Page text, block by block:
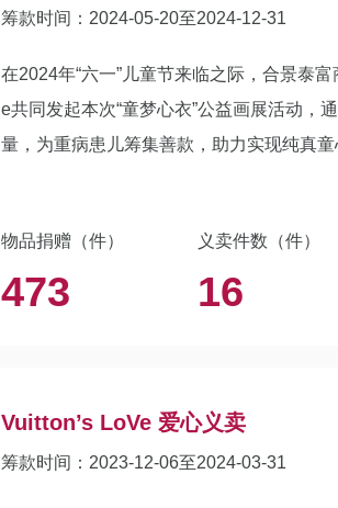
筹款时间：2024-05-20至2024-12-31
在2024年“六一”儿童节来临之际，合景泰
e共同发起本次“童梦心衣”公益画展活动，
量，为重病患儿筹集善款，助力实现纯真
物品捐赠（件）
473
义卖件数（件）
16
Vuitton’s LoVe 爱心义卖
筹款时间：2023-12-06至2024-03-31